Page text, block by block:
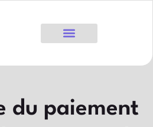
du paiement